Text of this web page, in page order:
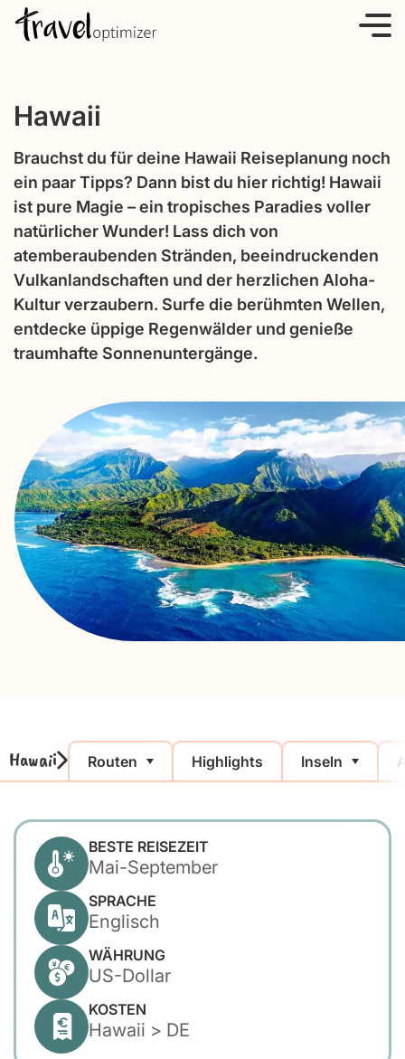
Hawaii
Brauchst du für deine Hawaii Reiseplanung noch
ein paar Tipps? Dann bist du hier richtig! Hawaii
ist pure Magie – ein tropisches Paradies voller
natürlicher Wunder! Lass dich von
atemberaubenden Stränden, beeindruckenden
Vulkanlandschaften und der herzlichen Aloha-
Kultur verzaubern. Surfe die berühmten Wellen,
entdecke üppige Regenwälder und genieße
traumhafte Sonnenuntergänge.
Hawaii Routen Highlights Inseln
BESTE REISEZEIT
Mai-September
SPRACHE
Englisch
WÄHRUNG
US-Dollar
KOSTEN
Hawaii > DE